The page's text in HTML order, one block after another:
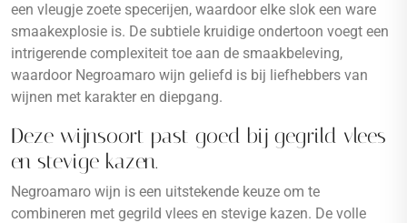
een vleugje zoete specerijen, waardoor elke slok een ware
smaakexplosie is. De subtiele kruidige ondertoon voegt een
intrigerende complexiteit toe aan de smaakbeleving,
waardoor Negroamaro wijn geliefd is bij liefhebbers van
wijnen met karakter en diepgang.
Deze wijnsoort past goed bij gegrild vlees
en stevige kazen.
Negroamaro wijn is een uitstekende keuze om te
combineren met gegrild vlees en stevige kazen. De volle